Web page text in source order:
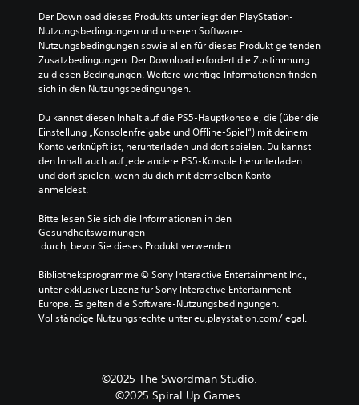
Der Download dieses Produkts unterliegt den PlayStation-
Nutzungsbedingungen und unseren Software-
Nutzungsbedingungen sowie allen für dieses Produkt geltenden
Zusatzbedingungen. Der Download erfordert die Zustimmung
zu diesen Bedingungen. Weitere wichtige Informationen finden
sich in den Nutzungsbedingungen.
Du kannst diesen Inhalt auf die PS5-Hauptkonsole, die (über die
Einstellung „Konsolenfreigabe und Offline-Spiel“) mit deinem
Konto verknüpft ist, herunterladen und dort spielen. Du kannst
den Inhalt auch auf jede andere PS5-Konsole herunterladen
und dort spielen, wenn du dich mit demselben Konto
anmeldest.
Bitte lesen Sie sich die Informationen in den
Gesundheitswarnungen
durch, bevor Sie dieses Produkt verwenden.
Bibliotheksprogramme © Sony Interactive Entertainment Inc.,
unter exklusiver Lizenz für Sony Interactive Entertainment
Europe. Es gelten die Software-Nutzungsbedingungen.
Vollständige Nutzungsrechte unter eu.playstation.com/legal.
©2025 The Swordman Studio.
©2025 Spiral Up Games.